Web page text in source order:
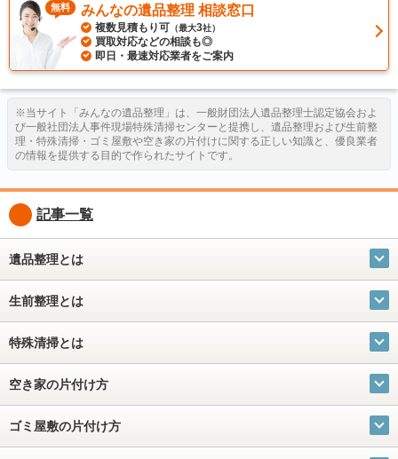
無料 みんなの遺品整理 相談窓口
複数見積もり可 （最大3社）
買取対応などの相談も◎
即日・最速対応業者をご案内
※当サイト「みんなの遺品整理」は、一般財団法人遺品整理士認定協会およ
び一般社団法人事件現場特殊清掃センターと提携し、遺品整理および生前整
理・特殊清掃・ゴミ屋敷や空き家の片付けに関する正しい知識と、優良業者
の情報を提供する目的で作られたサイトです。
記事一覧
遺品整理とは
生前整理とは
特殊清掃とは
空き家の片付け方
ゴミ屋敷の片付け方